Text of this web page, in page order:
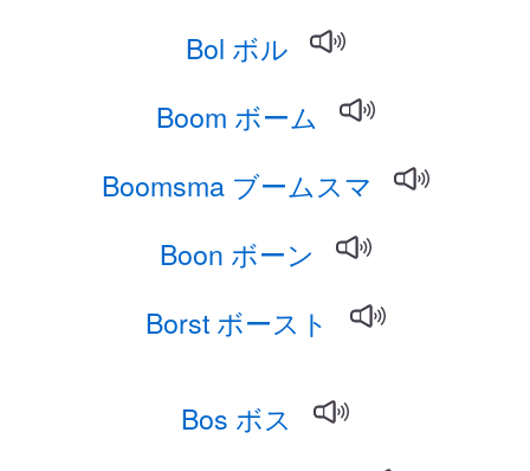
Bol ボル
Boom ボーム
Boomsma ブームスマ
Boon ボーン
Borst ボースト
Bos ボス